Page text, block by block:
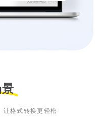
让格式转换更轻松